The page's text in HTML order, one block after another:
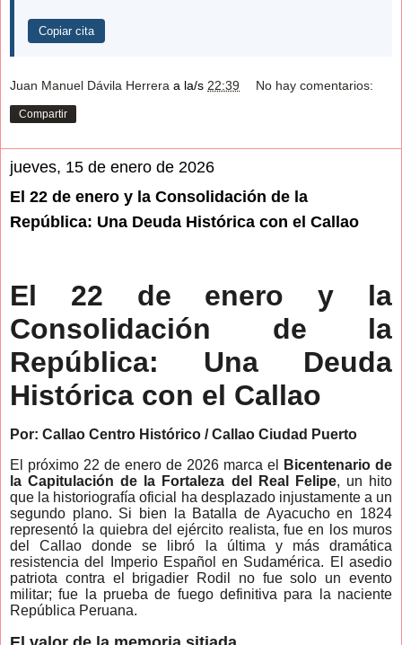
Copiar cita
Juan Manuel Dávila Herrera a la/s 22:39 No hay comentarios:
Compartir
jueves, 15 de enero de 2026
El 22 de enero y la Consolidación de la
República: Una Deuda Histórica con el Callao
El 22 de enero y la
Consolidación de la
República: Una Deuda
Histórica con el Callao
Por: Callao Centro Histórico / Callao Ciudad Puerto
El próximo 22 de enero de 2026 marca el
Bicentenario de
la Capitulación de la Fortaleza del Real Felipe, un hito
que la historiografía oficial ha desplazado injustamente a un
segundo plano. Si bien la Batalla de Ayacucho en 1824
representó la quiebra del ejército realista, fue en los muros
del Callao donde se libró la última y más dramática
resistencia del Imperio Español en Sudamérica. El asedio
patriota contra el brigadier Rodil no fue solo un evento
militar; fue la prueba de fuego definitiva para la naciente
República Peruana.